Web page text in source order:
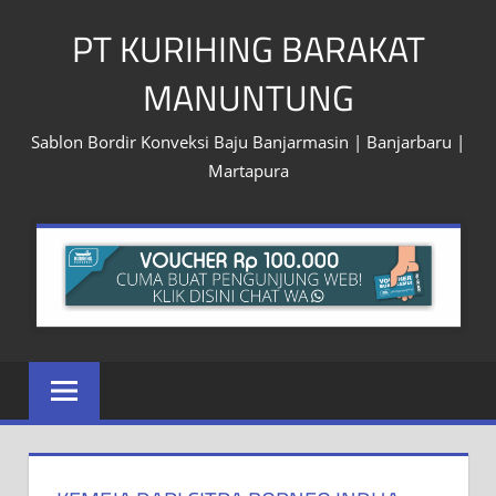
PT KURIHING BARAKAT
MANUNTUNG
Sablon Bordir Konveksi Baju Banjarmasin | Banjarbaru |
Martapura